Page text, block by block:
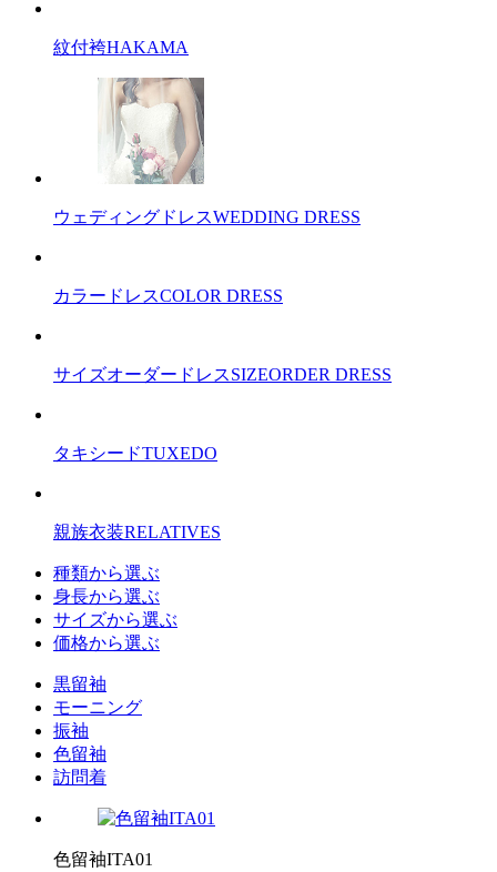
紋付袴HAKAMA
ウェディングドレスWEDDING DRESS
カラードレスCOLOR DRESS
サイズオーダードレスSIZEORDER DRESS
タキシードTUXEDO
親族衣装RELATIVES
種類から選ぶ
身長から選ぶ
サイズから選ぶ
価格から選ぶ
黒留袖
モーニング
振袖
色留袖
訪問着
色留袖ITA01